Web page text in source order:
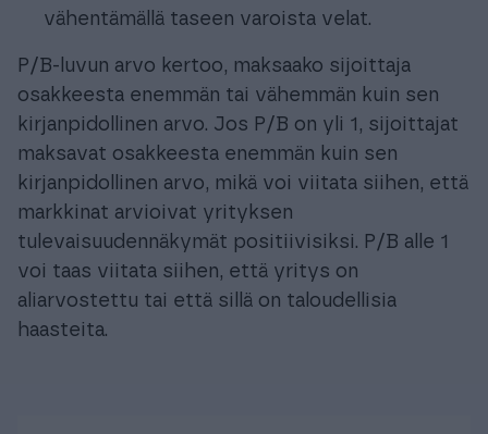
vähentämällä taseen varoista velat.
P/B-luvun arvo kertoo, maksaako sijoittaja
osakkeesta enemmän tai vähemmän kuin sen
kirjanpidollinen arvo. Jos P/B on yli 1, sijoittajat
maksavat osakkeesta enemmän kuin sen
kirjanpidollinen arvo, mikä voi viitata siihen, että
markkinat arvioivat yrityksen
tulevaisuudennäkymät positiivisiksi. P/B alle 1
voi taas viitata siihen, että yritys on
aliarvostettu tai että sillä on taloudellisia
haasteita.